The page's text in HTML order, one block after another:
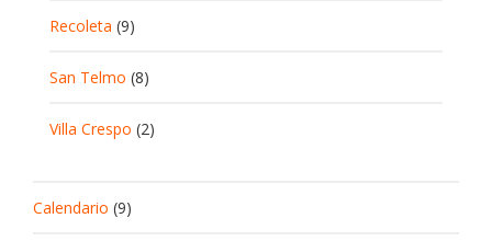
Recoleta (9)
San Telmo (8)
Villa Crespo (2)
Calendario (9)